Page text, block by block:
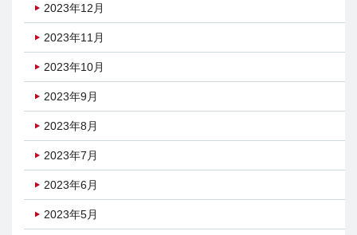
2023年12月
2023年11月
2023年10月
2023年9月
2023年8月
2023年7月
2023年6月
2023年5月